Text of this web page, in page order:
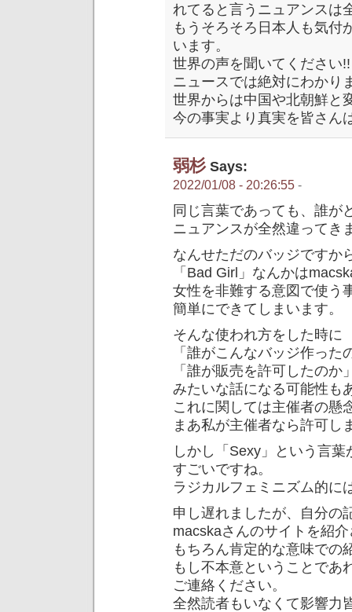
れてると言うニュアンスは
もうそろそろ日本人も気付
います。
世界の声を聞いてください!!
ニュースでは絶対にわかり
世界からは中国や北朝鮮と
今の事実より真実を皆さん
弱杉Says:
2022/01/08 - 20:26:55 -
同じ言葉であっても、誰が
ニュアンスが全然違ってき
なんせただのバッジですか
「Bad Girl」なんかは
女性を非難する意図で使う
簡単にできてしまいます。
そんな使われ方をした時に
「誰がこんなバッジ作った
「誰が販売を許可したのか
みたいな話になる可能性も
これに関しては主催者の懸
まあ私が主催者なら許可し
しかし「Sexy」という言
すごいですね。
ラジカルフェミニズム的に
申し遅れましたが、自分の
macskaさんのサイトを紹
もちろん肯定的な意味での
もし不本意ということであ
ご連絡ください。
全然読者もいなくて影響力